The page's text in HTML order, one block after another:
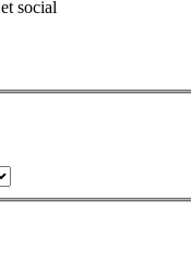
social